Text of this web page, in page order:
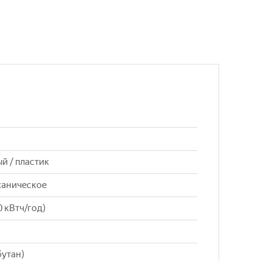
/ пластик
кВтч/год)